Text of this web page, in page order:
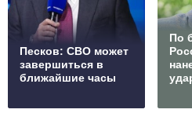
Песков: СВО может
завершиться в
ближайшие часы
По